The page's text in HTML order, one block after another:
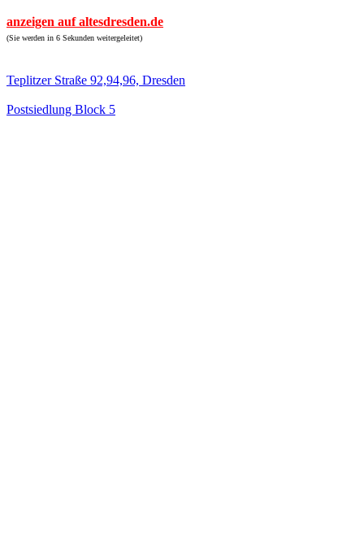
anzeigen auf altesdresden.de
(Sie werden in 6 Sekunden weitergeleitet)
Teplitzer Straße 92,94,96, Dresden
Postsiedlung Block 5